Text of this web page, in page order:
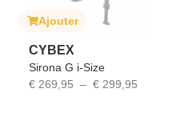
Ajouter
CYBEX
Sirona G i-Size
€ 269,95 – € 299,95